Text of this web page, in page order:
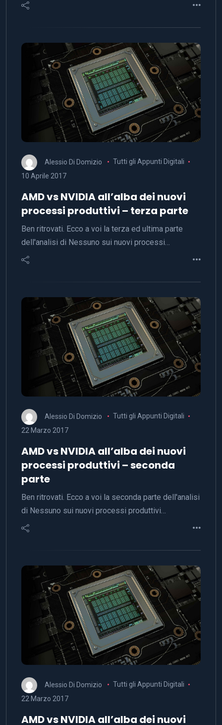
Alessio Di Domizio
Tutti gli Appunti Digitali
10 Aprile 2017
AMD vs NVIDIA all’alba dei nuovi
processi produttivi – terza parte
Ben ritrovati. Ecco a voi la terza ed ultima parte
dell'analisi di Nessuno sui nuovi processi…
Alessio Di Domizio
Tutti gli Appunti Digitali
22 Marzo 2017
AMD vs NVIDIA all’alba dei nuovi
processi produttivi – seconda
parte
Ben ritrovati. Ecco a voi la seconda parte dell'analisi
di Nessuno sui nuovi processi produttivi…
Alessio Di Domizio
Tutti gli Appunti Digitali
22 Marzo 2017
AMD vs NVIDIA all’alba dei nuovi